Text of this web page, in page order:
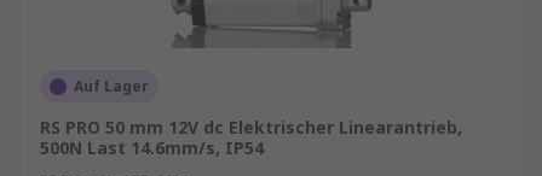
Auf Lager
RS PRO 50 mm 12V dc Elektrischer Linearantrieb,
500N Last 14.6mm/s, IP54